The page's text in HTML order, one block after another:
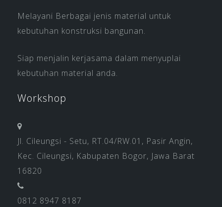
Melayani Berbagai jenis material untuk
kebutuhan konstruksi bangunan.
Siap menjalin kerjasama dalam menyuplai
kebutuhan material anda.
Workshop
Jl. Cileungsi - Setu, RT.04/RW.01, Pasir Angin,
Kec. Cileungsi, Kabupaten Bogor, Jawa Barat
16820
0812 8947 8187